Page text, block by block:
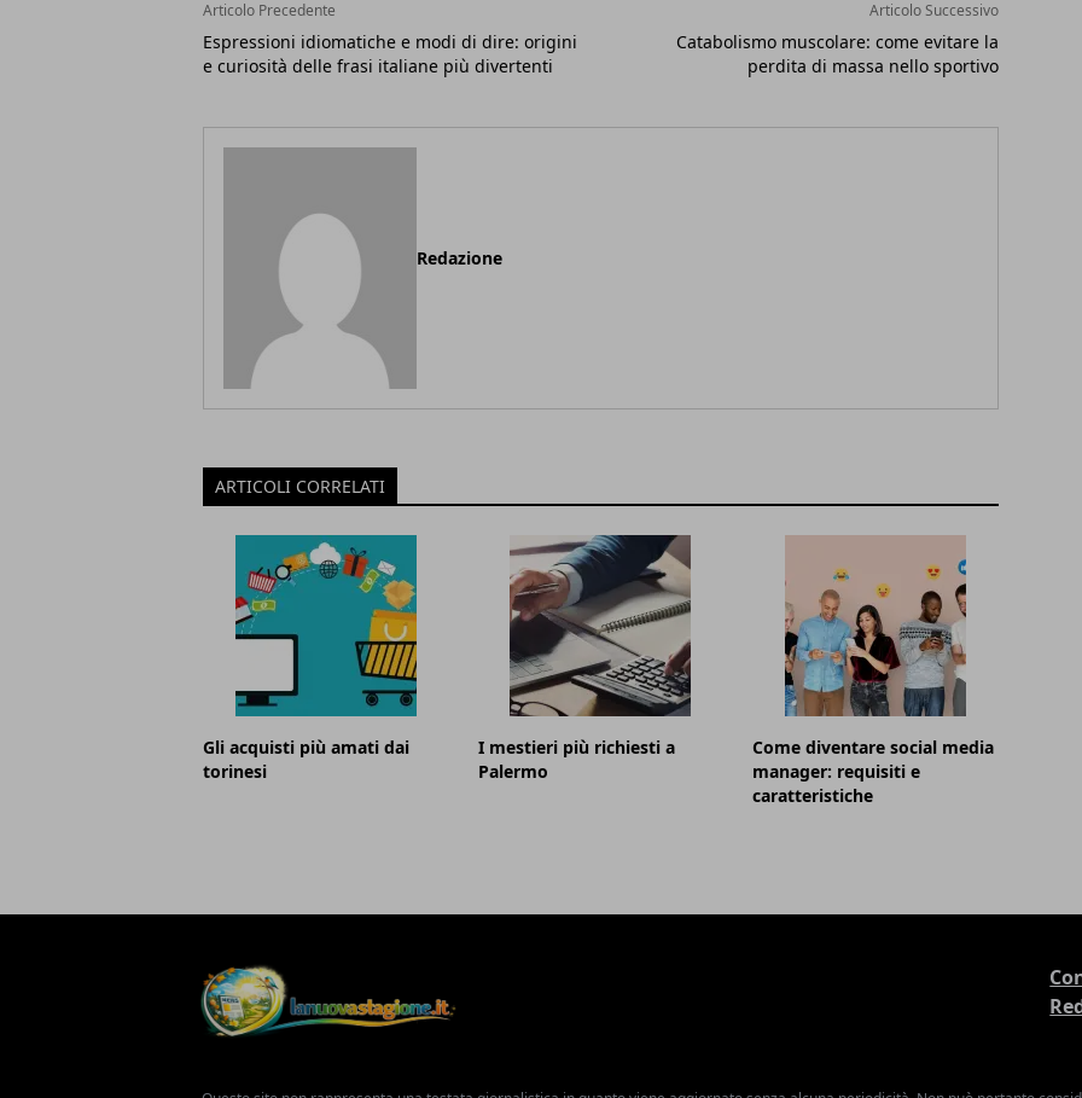
Articolo Precedente
Espressioni idiomatiche e modi di dire: origini
e curiosità delle frasi italiane più divertenti
Articolo Successivo
Catabolismo muscolare: come evitare la
perdita di massa nello sportivo
Redazione
ARTICOLI CORRELATI
Gli acquisti più amati dai
torinesi
I mestieri più richiesti a
Palermo
Come diventare social media
manager: requisiti e
caratteristiche